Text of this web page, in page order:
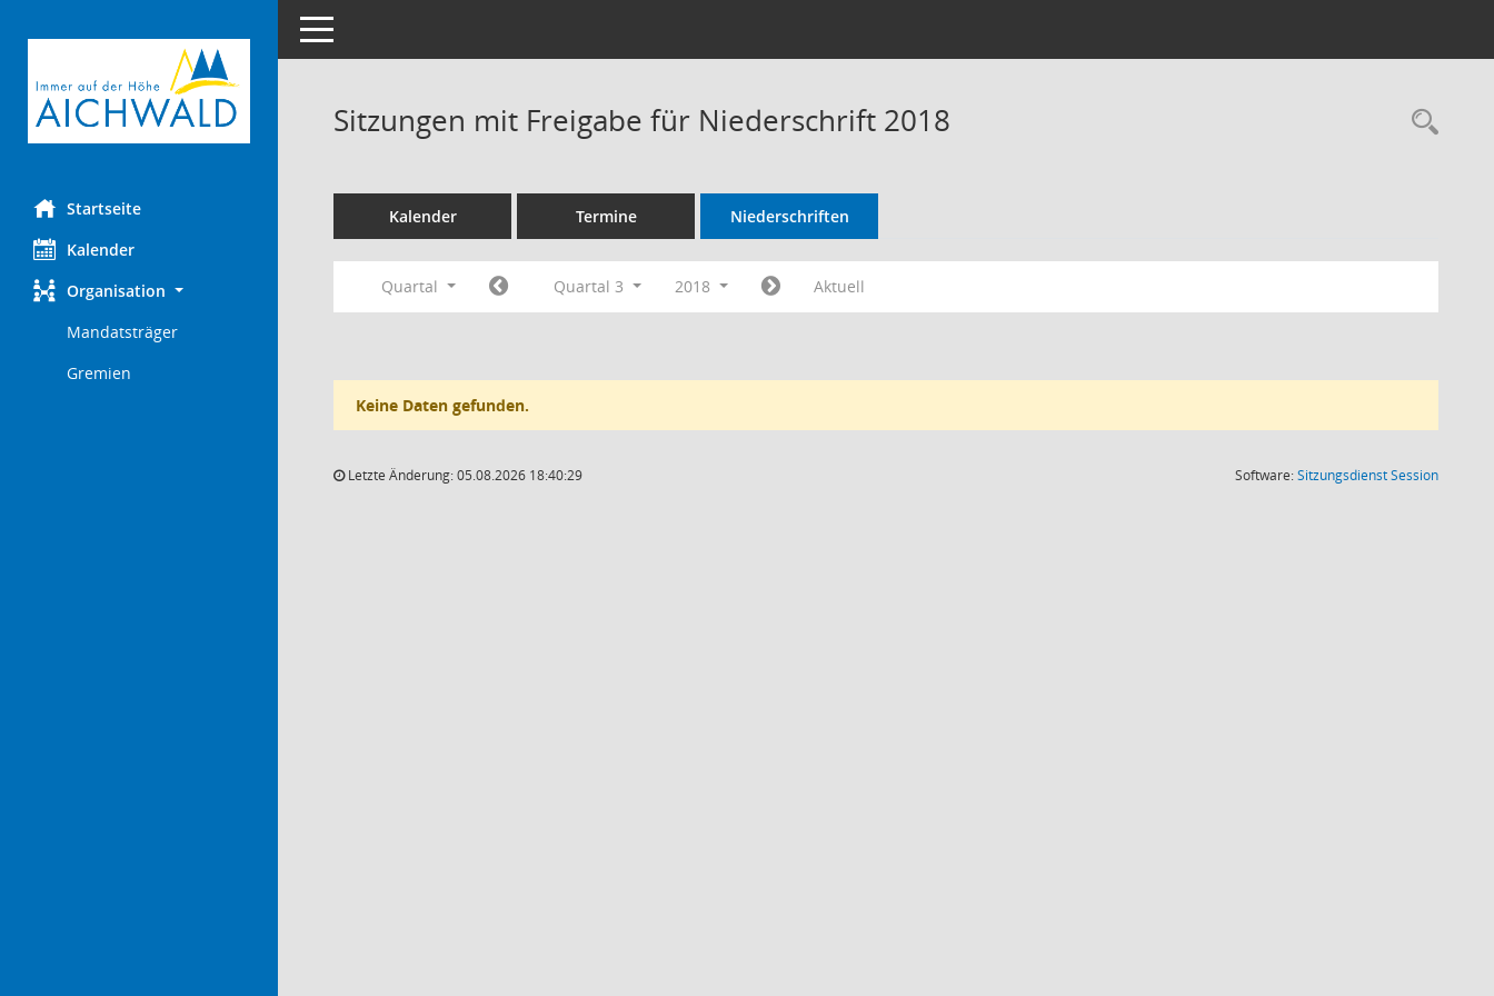
Startseite
Kalender
Organisation
Mandatsträger
Gremien
Toggle navigation
Sitzungen mit Freigabe für Niederschrift 2018
Kalender Termine Niederschriften
Quartal Quartal 3 2018 Aktuell
Keine Daten gefunden.
Letzte Änderung: 05.08.2026 18:40:29 Software:SitzungsdienstSession(Wird in